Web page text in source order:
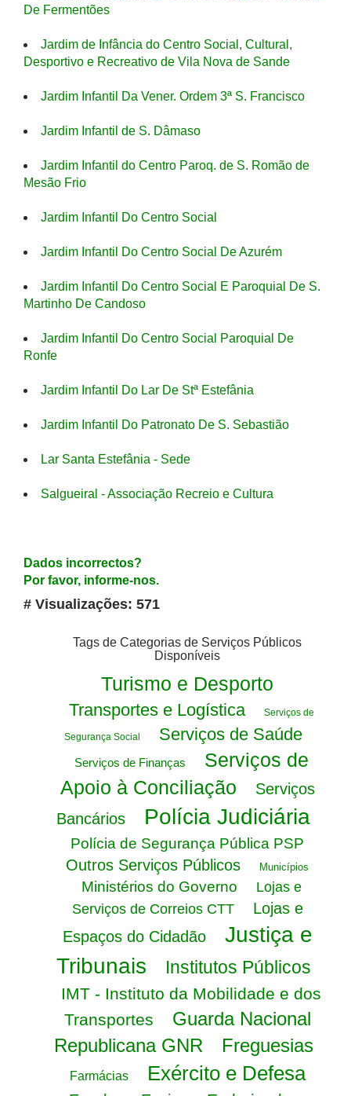
De Fermentões
Jardim de Infância do Centro Social, Cultural,
Desportivo e Recreativo de Vila Nova de Sande
Jardim Infantil Da Vener. Ordem 3ª S. Francisco
Jardim Infantil de S. Dâmaso
Jardim Infantil do Centro Paroq. de S. Romão de
Mesão Frio
Jardim Infantil Do Centro Social
Jardim Infantil Do Centro Social De Azurém
Jardim Infantil Do Centro Social E Paroquial De S.
Martinho De Candoso
Jardim Infantil Do Centro Social Paroquial De
Ronfe
Jardim Infantil Do Lar De Stª Estefânia
Jardim Infantil Do Patronato De S. Sebastião
Lar Santa Estefânia - Sede
Salgueiral - Associação Recreio e Cultura
Dados incorrectos?
Por favor, informe-nos.
# Visualizações: 571
Tags de Categorias de Serviços Públicos
Disponíveis
Turismo e Desporto
Transportes e Logística Serviços de
Segurança Social Serviços de Saúde
Serviços de Finanças
Serviços de
Apoio à Conciliação
Serviços
Bancários
Polícia Judiciária
Polícia de Segurança Pública PSP
Outros Serviços Públicos Municípios
Ministérios do Governo
Lojas e
Serviços de Correios CTT
Lojas e
Espaços do Cidadão
Justiça e
Tribunais
Institutos Públicos
IMT - Instituto da Mobilidade e dos
Transportes
Guarda Nacional
Republicana GNR
Freguesias
Farmácias Exército e Defesa